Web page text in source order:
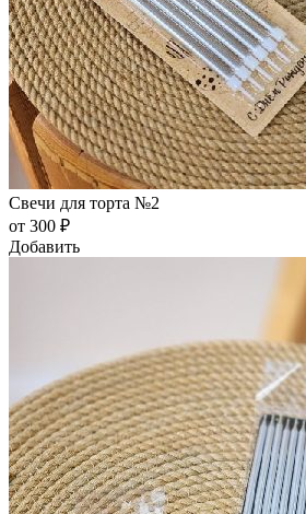
Свечи для торта №2
от 300 ₽
Добавить